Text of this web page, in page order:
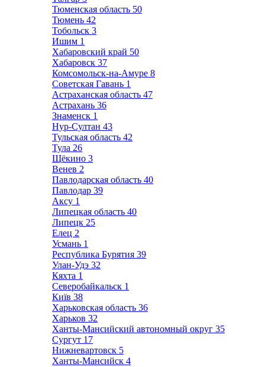
Тюменская область 50
Тюмень 42
Тобольск 3
Ишим 1
Хабаровский край 50
Хабаровск 37
Комсомольск-на-Амуре 8
Советская Гавань 1
Астраханская область 47
Астрахань 36
Знаменск 1
Нур-Султан 43
Тульская область 42
Тула 26
Щёкино 3
Венев 2
Павлодарская область 40
Павлодар 39
Аксу 1
Липецкая область 40
Липецк 25
Елец 2
Усмань 1
Республика Бурятия 39
Улан-Удэ 32
Кяхта 1
Северобайкальск 1
Київ 38
Харьковская область 36
Харьков 32
Ханты-Мансийский автономный округ 35
Сургут 17
Нижневартовск 5
Ханты-Мансийск 4